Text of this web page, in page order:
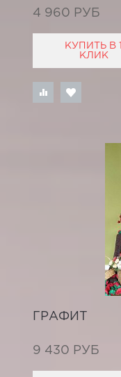
4 960 РУБ
КУПИТЬ В 1
КЛИК
ГРАФИТ
9 430 РУБ